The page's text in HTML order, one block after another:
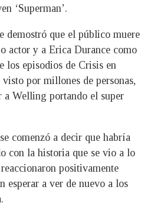
‘Superman’.
demostró que el público muere
actor y a Erica Durance como
los episodios de Crisis en
por millones de personas,
a Welling portando el super
comenzó a decir que habría
con la historia que se vio a lo
positivamente
esperar a ver de nuevo a los